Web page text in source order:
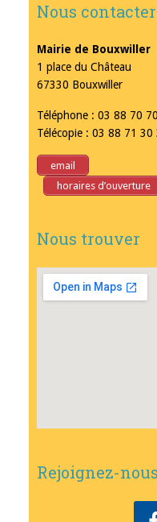
Nous contacter
Mairie de Bouxwiller
1 place du Château
67330 Bouxwiller
Téléphone : 03 88 70
Télécopie : 03 88 71 30
email
horaires d’ouverture
Nous trouver
Rejoignez-